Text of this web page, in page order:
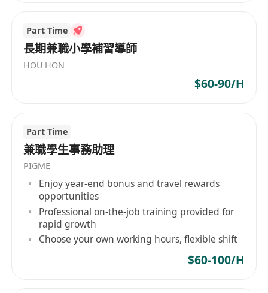
及验收；
5、市场分析、推广及客户拓展维护：协助公司收集
并分析行业及市场情况，捕捉市场动机，定期向公
司汇总客户信息；负责策划并制定运营推广方案，
协调品牌建设和市场推广，包括但不限于新媒体推
展维护、渠道拓展，寻求资源共享。
任职要求：
1、统招本科及以上学历，具有香港留学经历或国内
985院校、大型教育机构培训国际教育相关领域项目
管理经验优先。
2、具有较强的组织、计划、执行、监控、协调能
力，能够同时处理多个任务，具备较强的抗压能
力。
3、思维逻辑严谨，具备较强的执行力、分析策划和
Part Time
長期兼職小學補習導師
HOU HON
$60-90/H
Part Time
兼職學生事務助理
PIGME
Enjoy year-end bonus and travel rewards
opportunities
Professional on-the-job training provided for
rapid growth
Choose your own working hours, flexible shift
$60-100/H